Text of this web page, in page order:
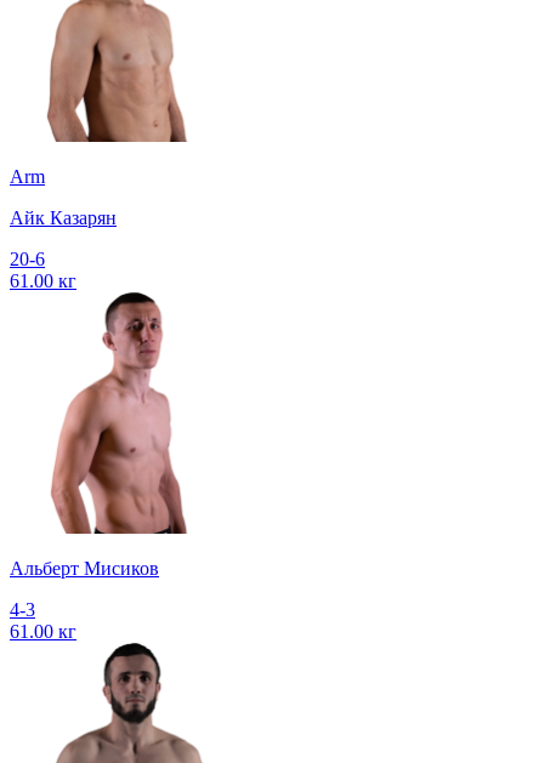
Arm
Айк Казарян
20-6
61.00 кг
Альберт Мисиков
4-3
61.00 кг